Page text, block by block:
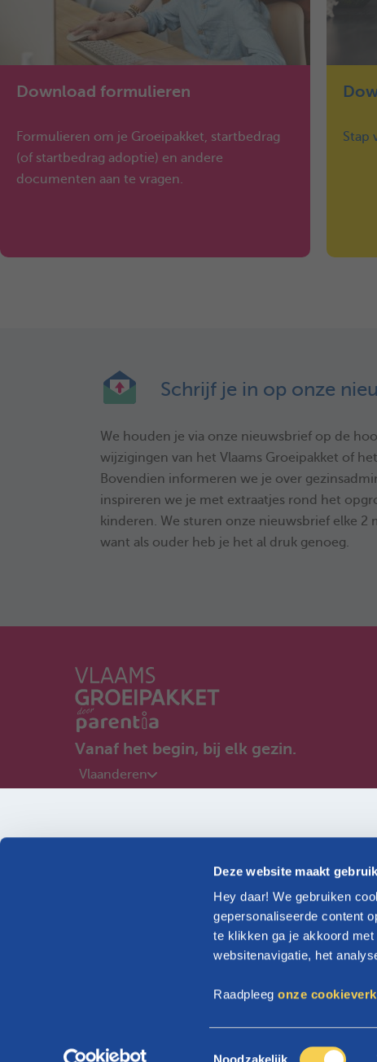
Deze website maakt
Hey daar! We gebruiken
gepersonaliseerde content
te klikken ga je akkoord
websitenavigatie, het
Raadpleegonze
Noodzakelijk
Ontdek onze informatie op maat van jouw gezin
Download formulieren
Formulieren om je Groeipakket, startbedrag
(of startbedrag adoptie) en andere
documenten aan te vragen.
Stap
Schrijf je in op onze
We houden je via onze nieuwsbrief op de
wijzigingen van het Vlaams Groeipakket of
Bovendien informeren we je over
inspireren we je met extraatjes rond het
kinderen. We sturen onze nieuwsbrief elke 2
want als ouder heb je het al druk genoeg.
Vanaf het begin, bij elk gezin.
Vlaanderen